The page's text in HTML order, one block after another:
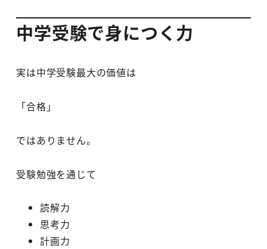
中学受験で身につく力
実は中学受験最大の価値は
「合格」
ではありません。
受験勉強を通じて
読解力
思考力
計画力